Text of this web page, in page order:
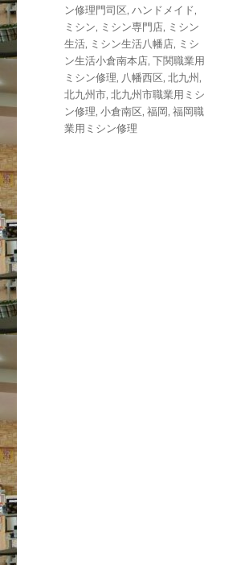
ン修理門司区,ハンドメイド,
ミシン, ミシン専門店, ミシン
生活, ミシン生活八幡店, ミシ
ン生活小倉南本店,下関職業用
ミシン修理, 八幡西区,北九州 ,
北九州市,北九州市職業用ミシ
ン修理,小倉南区,福岡,福岡職
業用ミシン修理